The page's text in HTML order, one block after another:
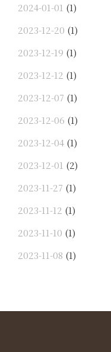
2024-01-01 (1)
2023-12-20 (1)
2023-12-19 (1)
2023-12-12 (1)
2023-12-07 (1)
2023-12-06 (1)
2023-12-04 (1)
2023-12-01 (2)
2023-11-27 (1)
2023-11-12 (1)
2023-11-10 (1)
2023-11-08 (1)